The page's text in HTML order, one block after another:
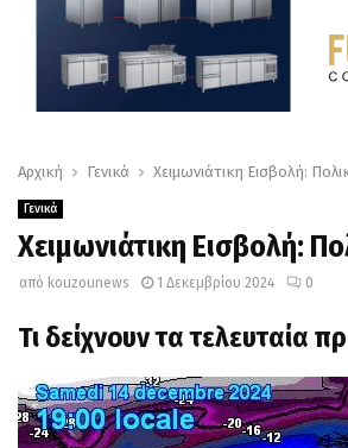
Αρχική Γενικά Χειμωνιάτικη Εισβολή:
Γενικά
Χειμωνιάτικη Εισβολή:
από kouzounews 1 Δεκεμβρίου 2024 0
Τι δείχνουν τα τελευταία